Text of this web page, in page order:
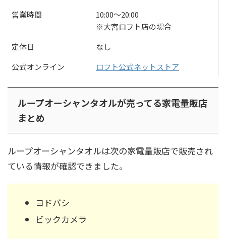
営業時間
10:00〜20:00
※大宮ロフト店の場合
定休日
なし
公式オンライン
ロフト公式ネットストア
ループオーシャンタオルが売ってる家電量販店
まとめ
ループオーシャンタオルは次の家電量販店で販売され
ている情報が確認できました。
ヨドバシ
ビックカメラ